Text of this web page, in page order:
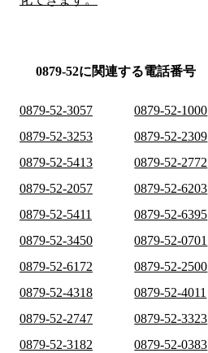
0879-52に関連する電話番号
0879-52-3057 0879-52-1000
0879-52-3253
0879-52-2309
0879-52-5413
0879-52-2772
0879-52-2057
0879-52-6203
0879-52-5411
0879-52-6395
0879-52-3450
0879-52-0701
0879-52-6172
0879-52-2500
0879-52-4318
0879-52-4011
0879-52-2747
0879-52-3323
0879-52-3182
0879-52-0383